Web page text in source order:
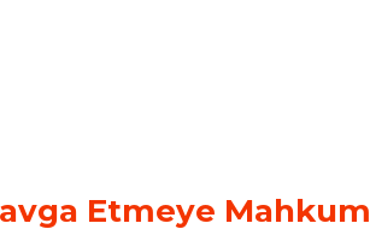
Etmeye Mahkum